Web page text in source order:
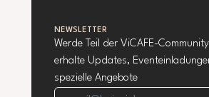
NEWSLETTER
Werde Teil der ViCAFE-
erhalte Updates,
spezielle Angebote
E-Mail-Addresse